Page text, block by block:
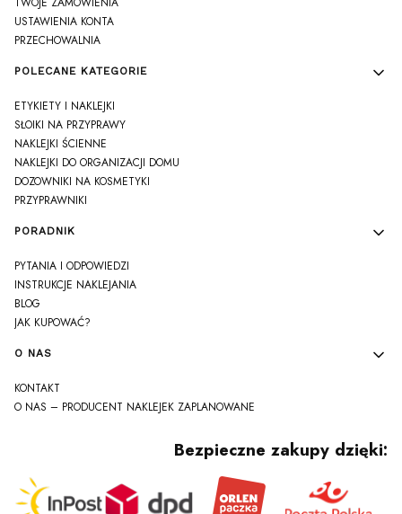
USTAWIENIA KONTA
PRZECHOWALNIA
POLECANE KATEGORIE
ETYKIETY I NAKLEJKI
SŁOIKI NA PRZYPRAWY
NAKLEJKI ŚCIENNE
NAKLEJKI DO ORGANIZACJI DOMU
DOZOWNIKI NA KOSMETYKI
PRZYPRAWNIKI
PORADNIK
PYTANIA I ODPOWIEDZI
INSTRUKCJE NAKLEJANIA
BLOG
JAK KUPOWAĆ?
O NAS
KONTAKT
O NAS – PRODUCENT NAKLEJEK ZAPLANOWANE
Bezpieczne zakupy dzięki: